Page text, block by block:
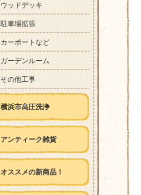
ウッドデッキ
駐車場拡張
カーポートなど
ガーデンルーム
その他工事
横浜市高圧洗浄
アンティーク雑貨
オススメの新商品！